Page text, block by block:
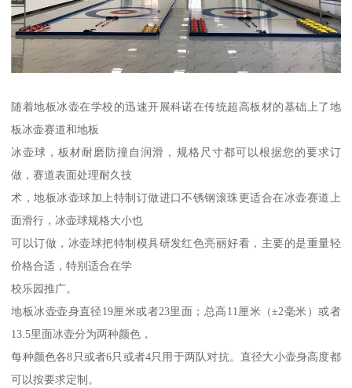
随着地板冰壶在学校的迅速开展科诺在传统超高板材的基础上了地
板冰壶赛道和地板
冰壶球，板材耐磨防撞自润滑，规格尺寸都可以根据您的要求订
做，赛道表面处理耐久技
术，地板冰壶球加上特制订做进口不锈钢滚珠更适合在冰壶赛道上
面滑行，冰壶球规格大小也
可以订做，冰壶球把特制模具研发红色亮丽好看，主要的是重量轻
价格合适，特别适合在学
校乐园推广。
地板冰壶壶身直径19厘米或者23里面；总高11厘米（±2毫米）或者
13.5里面冰壶分为两种颜色，
每种颜色各8只或者6只或者4只用于两队对抗。直径大小壶身高度都
可以按要求定制。